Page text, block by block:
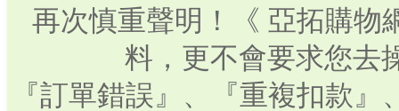
再次慎重聲明！《 亞拓購物
料，更不會要求您去
『訂單錯誤』、『重複扣款